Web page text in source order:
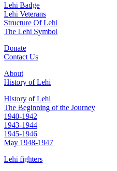
Lehi Badge
Lehi Veterans
Structure Of Lehi
The Lehi Symbol
Donate
Contact Us
About
History of Lehi
History of Lehi
The Beginning of the Journey
1940-1942
1943-1944
1945-1946
May 1948-1947
Lehi fighters